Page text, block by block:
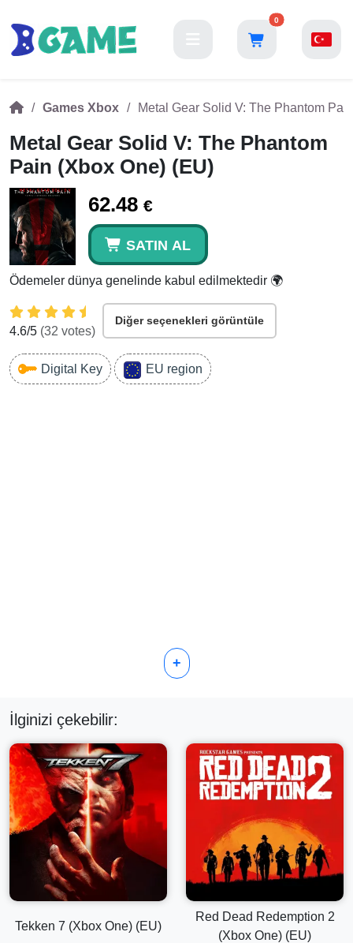
0
Games Xbox Metal Gear Solid V: The Phantom
Metal Gear Solid V: The Phantom
Pain (Xbox One) (EU)
62.48 €
SATIN AL
Ödemeler dünya genelinde kabul edilmektedir 🌍
4.6/5 (32 votes)
Diğer seçenekleri görüntüle
Digital Key EU region
+
İlginizi çekebilir:
Tekken 7 (Xbox One) (EU)
Red Dead Redemption 2
(Xbox One) (EU)